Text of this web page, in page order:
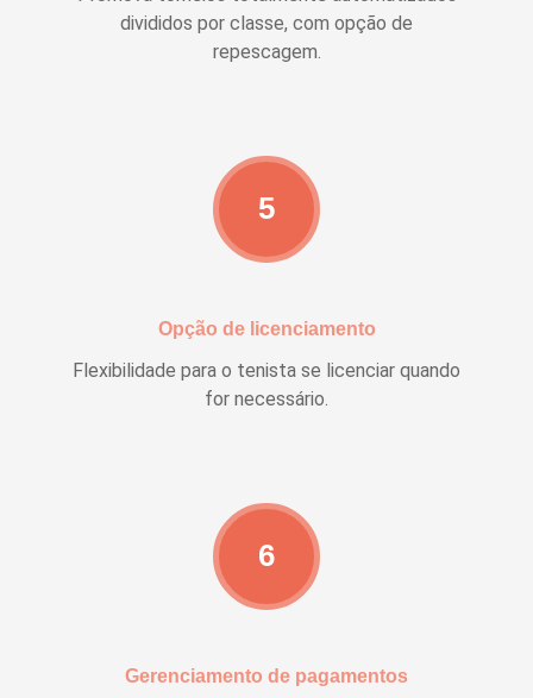
divididos por classe, com opção de
repescagem.
5
Opção de licenciamento
Flexibilidade para o tenista se licenciar quando
for necessário.
6
Gerenciamento de pagamentos